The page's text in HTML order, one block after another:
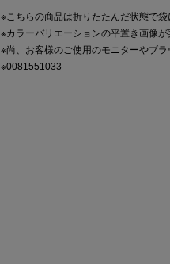
※こちらの商品は折りたたんだ状態で袋
※カラーバリエーションの平置き画像
※尚、お客様のご使用のモニターやブ
※0081551033